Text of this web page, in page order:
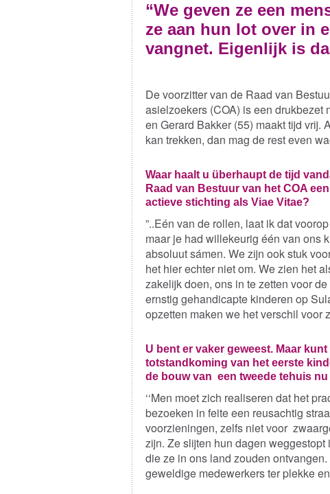
“We geven ze een
ze aan hun lot over in
vangnet. Eigenlijk is
De voorzitter van de Raad van
asielzoekers (COA) is een drukbezet
en Gerard Bakker (55) maakt tijd vrij.
kan trekken, dan mag de rest even
Waar haalt u überhaupt de tijd
Raad van Bestuur van het COA
actieve stichting als Viae Vitae?
”..Eén van de rollen, laat ik dat
maar je had willekeurig één van ons
absoluut sámen. We zijn ook stuk
het hier echter niet om. We zien het
zakelijk doen, ons in te zetten voor
ernstig gehandicapte kinderen op
opzetten maken we het verschil voor
U bent er vaker geweest. Maar
totstandkoming van het eerste
de bouw van een tweede tehuis
‘‘Men moet zich realiseren dat het
bezoeken in feite een reusachtig
voorzieningen, zelfs niet voor
zijn. Ze slijten hun dagen
die ze in ons land zouden
geweldige medewerkers ter plekke